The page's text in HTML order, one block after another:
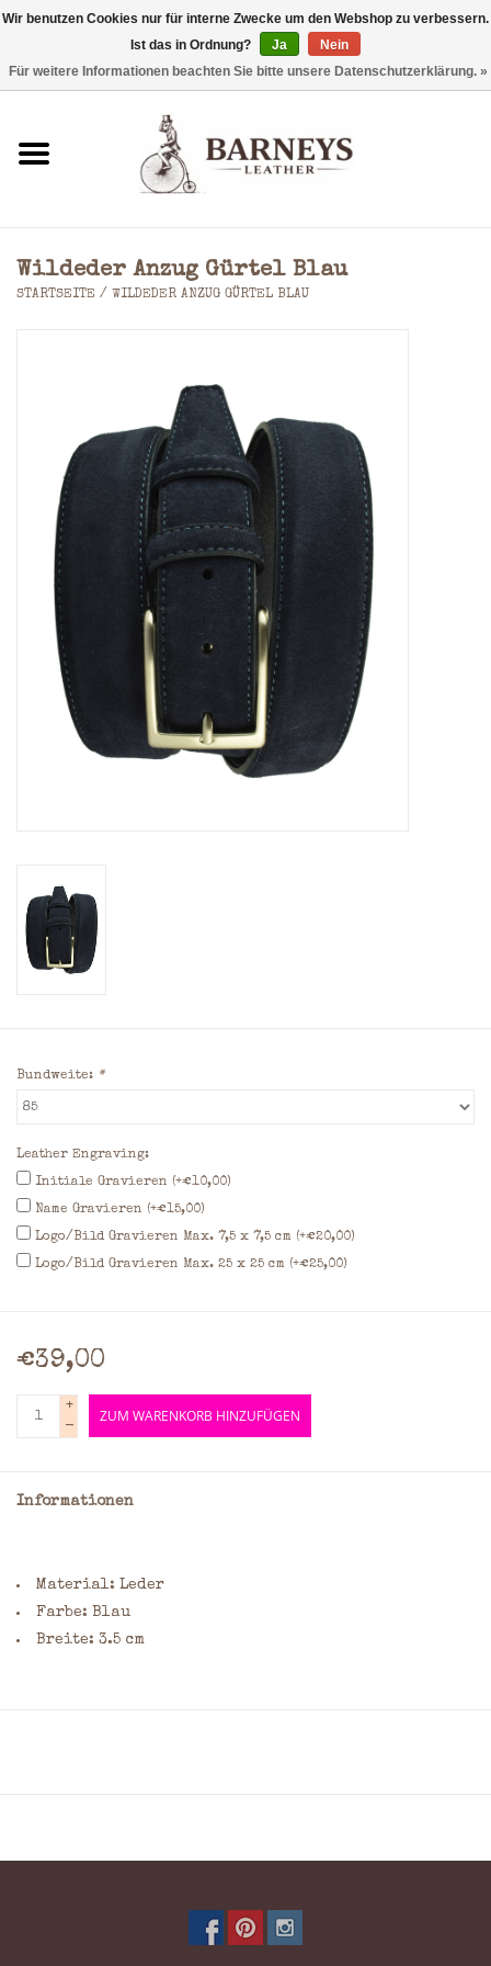
0 Artikel - €0,00
Geldbörse
Rucksäcke
Accessoires
Marken
Wildeder Anzug Gürtel Blau
STARTSEITE / WILDEDER ANZUG GÜRTEL BLAU
Bundweite: *
Leather Engraving:
Initiale Gravieren (+€10,00)
Name Gravieren (+€15,00)
Logo/Bild Gravieren Max. 7,5 x 7,5 cm (+€20,00)
Logo/Bild Gravieren Max. 25 x 25 cm (+€25,00)
€39,00
+
-
ZUM WARENKORB HINZUFÜGEN
Informationen
Material: Leder
Farbe: Blau
Breite: 3.5 cm
verwendeter Schriftarten und weitere Informationen
Wir benutzen Cookies nur für interne Zwecke um den Webshop zu verbessern.
Ist das in Ordnung?
Ja
Nein
Für weitere Informationen beachten Sie bitte unsere Datenschutzerklärung. »